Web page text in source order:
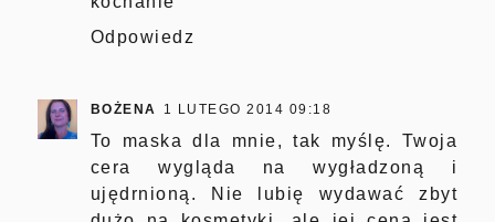
Odpowiedz
BOŻENA 1 LUTEGO 2014 09:18
To maska dla mnie, tak myślę. Twoja
cera wygląda na wygładzoną i
ujędrnioną. Nie lubię wydawać zbyt